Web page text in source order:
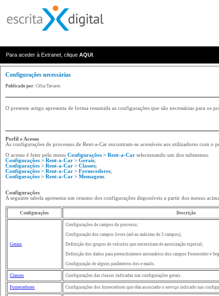
Para aceder à Extranet, clique AQUI
Configurações necessárias
Publicado por: Célia Tavares
O presente artigo apresenta de forma resumida as configurações que são necessárias para os
Perfil e Acesso
As configurações de processos de Rent-a-Car encontram-se acessíveis aos utilizadores com o
O acesso é feito pelo menu Configurações > Rent-a-Car selecionando um dos submenus:
Configurações > Rent-a-Car > Gerais;
Configurações > Rent-a-Car > Classes;
Configurações > Rent-a-Car > Fornecedores;
Configurações > Rent-a-Car > Mensagens
Configurações
A seguinte tabela apresenta um resumo dos configurações disponíveis a partir dos menus
Configurações Descrição
Gerais
Configurações de campos do processo;
Configuração dos campos livres (até ao máximo de 3 campos);
Definição dos grupos de veículos que necessitam de autorização especial;
Definição dos dados para preenchimento automático dos campos Fornecedor e
Configuração de alguns parâmetros dos e-mails.
Classes Configurações das classes indicadas nas configurações gerais.
Fornecedores Configurações dos fornecedores que têm associado o serviço indicado nas